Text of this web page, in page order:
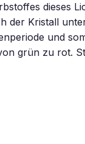
dieses
der Kristall
und
grün zu rot.